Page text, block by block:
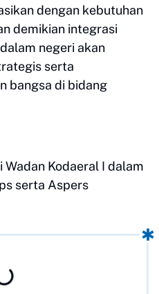
dengan kebutuhan
demikian integrasi
negeri akan
serta
bangsa di bidang
Kodaeral I dalam
serta Aspers